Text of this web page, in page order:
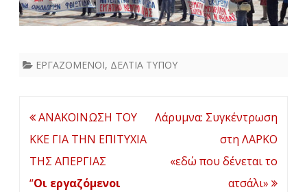
ΕΡΓΑΖΟΜΕΝΟΙ, ΔΕΛΤΙΑ ΤΥΠΟΥ
Πλοήγηση
άρθρων
ΑΝΑΚΟΙΝΩΣΗ ΤΟΥ
ΚΚΕ ΓΙΑ ΤΗΝ ΕΠΙΤΥΧΙΑ
ΤΗΣ ΑΠΕΡΓΙΑΣ
“Οι εργαζόμενοι
Λάρυμνα: Συγκέντρωση
στη ΛΑΡΚΟ
«εδώ που δένεται το
ατσάλι»